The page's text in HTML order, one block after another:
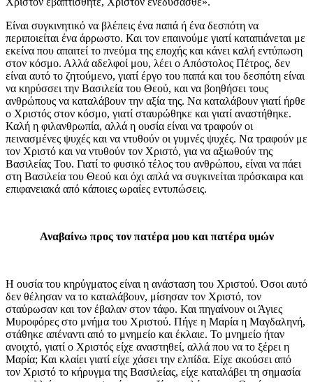
Είναι συγκινητικό να βλέπεις ένα παπά ή ένα δεσπότη να
περιποιείται ένα άρρωστο. Και τον επαινούμε γιατί καταπιάνεται με
εκείνα που απαιτεί το πνεύμα της εποχής και κάνει καλή εντύπωση
στον κόσμο. Αλλά αδελφοί μου, λέει ο Απόστολος Πέτρος, δεν
είναι αυτό το ζητούμενο, γιατί έργο του παπά και του δεσπότη είναι
να κηρύσσει την Βασιλεία του Θεού, και να βοηθήσει τους
ανθρώπους να καταλάβουν την αξία της. Να καταλάβουν γιατί ήρθε
ο Χριστός στον κόσμο, γιατί σταυρώθηκε και γιατί αναστήθηκε.
Καλή η φιλανθρωπία, αλλά η ουσία είναι να τραφούν οι
πεινασμένες ψυχές και να ντυθούν οι γυμνές ψυχές. Να τραφούν με
τον Χριστό και να ντυθούν τον Χριστό, για να αξιωθούν της
Βασιλείας Του. Γιατί το φυσικό τέλος του ανθρώπου, είναι να πάει
στη Βασιλεία του Θεού και όχι απλά να συγκινείται πρόσκαιρα και
επιφανειακά από κάποιες ωραίες εντυπώσεις.
Αναβαίνω προς τον πατέρα μου και πατέρα υμών
Η ουσία του κηρύγματος είναι η ανάσταση του Χριστού. Όσοι αυτό
δεν θέλησαν να το καταλάβουν, μίσησαν τον Χριστό, τον
σταύρωσαν και τον έβαλαν στον τάφο. Και πηγαίνουν οι Άγιες
Μυροφόρες στο μνήμα του Χριστού. Πήγε η Μαρία η Μαγδαληνή,
στάθηκε απέναντι από το μνημείο και έκλαιε. Το μνημείο ήταν
ανοιχτό, γιατί ο Χριστός είχε αναστηθεί, αλλά που να το ξέρει η
Μαρία; Και κλαίει γιατί είχε χάσει την ελπίδα. Είχε ακούσει από
τον Χριστό το κήρυγμα της Βασιλείας, είχε καταλάβει τη σημασία